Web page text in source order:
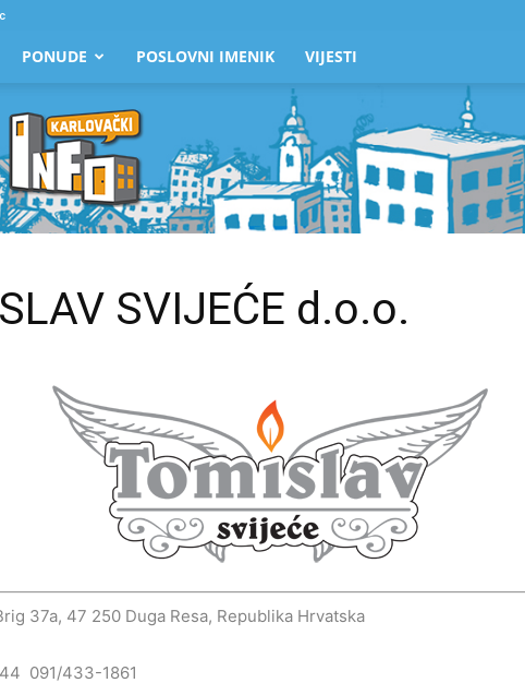
PONUDE POSLOVNI IMENIK VIJESTI
SVIJEĆE d.o.o.
37a, 47 250 Duga Resa, Republika Hrvatska
091/433-1861